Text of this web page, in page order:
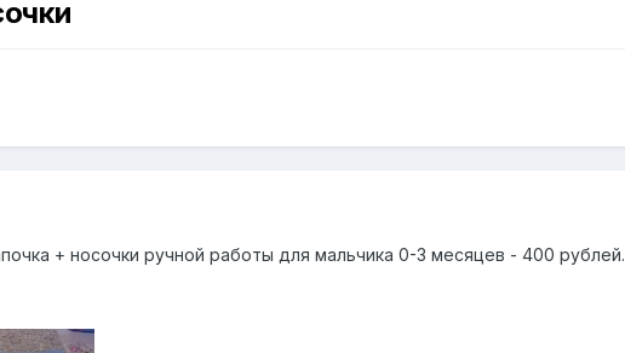
+ носочки ручной работы для мальчика 0-3 месяцев - 400 рублей.